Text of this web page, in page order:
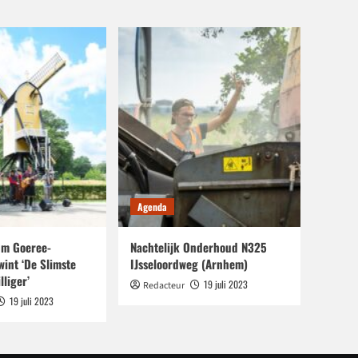
Goeree-
‘De Slimste
19 juli 2023
Agenda
Nachtelijk Onderhoud N325
IJsseloordweg (Arnhem)
Redacteur 19 juli 2023